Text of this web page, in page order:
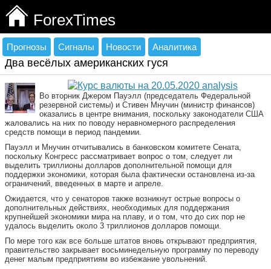
ForexTimes
Прогнозы Сигналы Новости Аналитика
Два весёлых американских гуся
Во вторник Джером Пауэлл (председатель Федеральной
резервной системы) и Стивен Мнучин (министр финансов)
оказались в центре внимания, поскольку законодатели США
жаловались на них по поводу неравномерного распределения
средств помощи в период пандемии.
Пауэлл и Мнучин отчитывались в банковском комитете Сената,
поскольку Конгресс рассматривает вопрос о том, следует ли
выделить триллионы долларов дополнительной помощи для
поддержки экономики, которая была фактически остановлена из-за
ограничений, введенных в марте и апреле.
Ожидается, что у сенаторов также возникнут острые вопросы о
дополнительных действиях, необходимых для поддержания
крупнейшей экономики мира на плаву, и о том, что до сих пор не
удалось выделить около 3 триллионов долларов помощи.
По мере того как все больше штатов вновь открывают предприятия,
правительство закрывает восьминедельную программу по переводу
денег малым предприятиям во избежание увольнений.